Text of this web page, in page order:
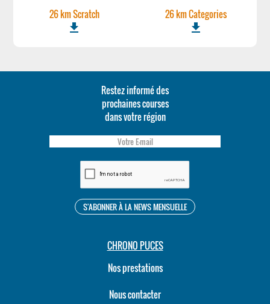
26 km Scratch
file_download
26 km Categories
file_download
Restez informé des
prochaines courses
dans votre région
CHRONO PUCES
Nos prestations
Nous contacter